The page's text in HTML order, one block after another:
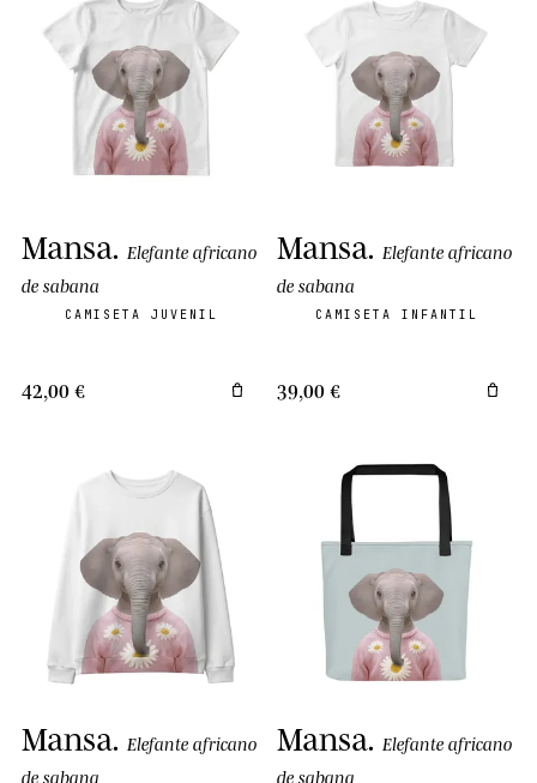
Mansa. Elefante africano
de sabana
CAMISETA JUVENIL
42,00 €
Mansa. Elefante africano
de sabana
CAMISETA INFANTIL
39,00 €
Mansa. Elefante africano
de sabana
Mansa. Elefante africano
de sabana